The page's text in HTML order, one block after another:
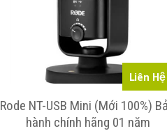
Liên Hệ
Rode NT-USB Mini (Mới 100%)
hành chính hãng 01 năm